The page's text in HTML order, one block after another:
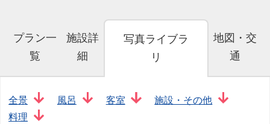
プラン一
覧
施設詳
細
写真ライブラ
リ
地図・交
通
全景 風呂 客室
施設・その他
料理